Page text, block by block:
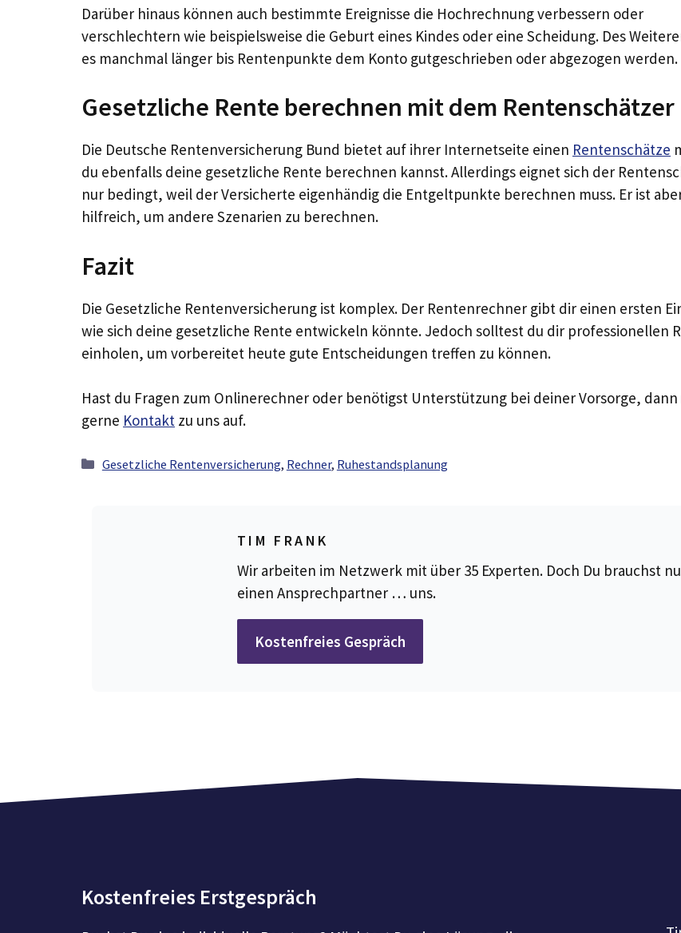
Darüber hinaus können auch bestimmte Ereignisse die Hochrechnung verbessern oder
verschlechtern wie beispielsweise die Geburt eines Kindes oder eine Scheidung. Des
es manchmal länger bis Rentenpunkte dem Konto gutgeschrieben oder abgezogen werden.
Gesetzliche Rente berechnen mit dem Rentenschätzer
Die Deutsche Rentenversicherung Bund bietet auf ihrer Internetseite einen Rentenschätze
du ebenfalls deine gesetzliche Rente berechnen kannst. Allerdings eignet sich der
nur bedingt, weil der Versicherte eigenhändig die Entgeltpunkte berechnen muss. Er ist
hilfreich, um andere Szenarien zu berechnen.
Fazit
Die Gesetzliche Rentenversicherung ist komplex. Der Rentenrechner gibt dir einen ersten
wie sich deine gesetzliche Rente entwickeln könnte. Jedoch solltest du dir professionellen
einholen, um vorbereitet heute gute Entscheidungen treffen zu können.
Hast du Fragen zum Onlinerechner oder benötigst Unterstützung bei deiner Vorsorge,
gerne Kontakt zu uns auf.
Kategorien
Gesetzliche Rentenversicherung, Rechner, Ruhestandsplanung
TIM FRANK
Wir arbeiten im Netzwerk mit über 35 Experten. Doch Du brauchst
einen Ansprechpartner … uns.
Kostenfreies Gespräch
Kostenfreies Erstgespräch